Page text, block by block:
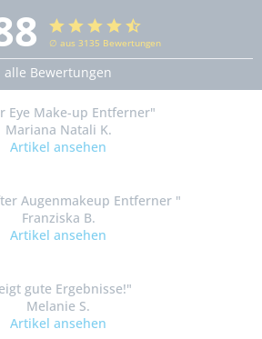
∅ aus 3135 Bewertungen
alle Bewertungen
Eye Make-up Entferner"
Mariana Natali K.
Artikel ansehen
Augenmakeup Entferner "
Franziska B.
Artikel ansehen
gute Ergebnisse!"
Melanie S.
Artikel ansehen